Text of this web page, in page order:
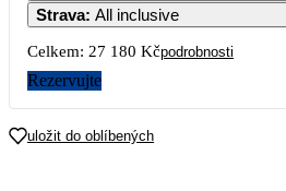
Strava: All inclusive
Celkem: 27 180 Kčpodrobnosti
Rezervujte
uložit do oblíbených